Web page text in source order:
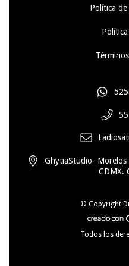
Política
GhytiaStudio- Morelos
CDMX.
© Copyright
Todos los